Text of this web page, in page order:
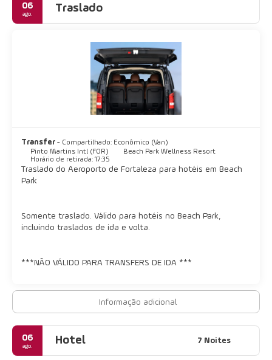
06
ago. Traslado
Transfer - Compartilhado: Econômico (Van)
Pinto Martins Intl (FOR)
Beach Park Wellness Resort
Horário de retirada: 17:35
Traslado do Aeroporto de Fortaleza para hotéis em Beach
Park
Somente traslado. Válido para hotéis no Beach Park,
incluindo traslados de ida e volta.
***NÃO VÁLIDO PARA TRANSFERS DE IDA ***
Informação adicional
06
ago. Hotel 7 Noites